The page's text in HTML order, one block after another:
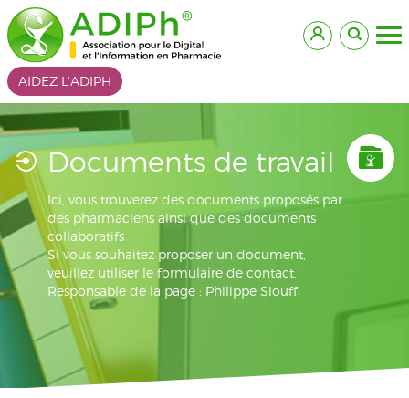
AIDEZ L'ADIPH
Documents de travail
Ici, vous trouverez des documents proposés par
des pharmaciens ainsi que des documents
collaboratifs
Si vous souhaitez proposer un document,
veuillez utiliser le formulaire de contact.
Responsable de la page : Philippe Siouffi